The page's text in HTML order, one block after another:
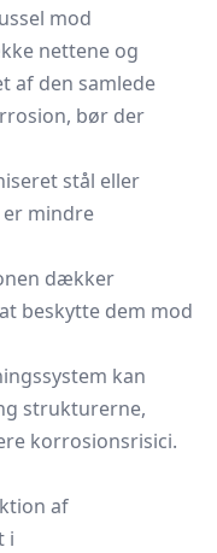
mod
nettene og
af den samlede
bør der
stål eller
mindre
dækker
beskytte dem mod
kan
strukturerne,
korrosionsrisici.
af
i